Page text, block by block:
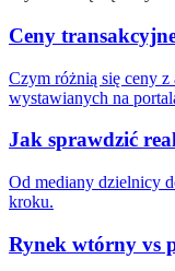
Ceny
Czym różnią się ceny
wystawianych na
Jak sprawdzić
Od mediany dzielnicy
kroku.
Rynek wtórny vs